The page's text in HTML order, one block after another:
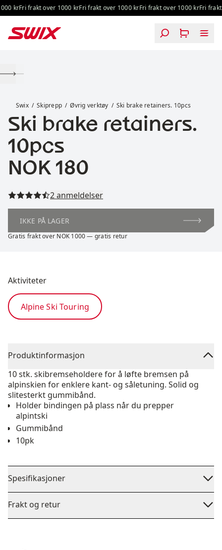
Hopp til innhold
krFri frakt over 1000 krFri frakt over 1000 krFri frakt over 1000 krFri frakt
Swix Skiprepp Øvrig verktøy Ski brake retainers. 10pcs
Ski brake retainers.
10pcs
Pris:
NOK 180
Les alle anmeldelser
2 anmeldelser
IKKE PÅ LAGER
Gratis frakt over NOK 1000 — gratis retur
Aktiviteter
Alpine Ski Touring
Produktinformasjon
10 stk. skibremseholdere for å løfte bremsen på
alpinskien for enklere kant- og såletuning. Solid og
slitesterkt gummibånd.
Holder bindingen på plass når du prepper
alpintski
Gummibånd
10pk
Spesifikasjoner
Frakt og retur